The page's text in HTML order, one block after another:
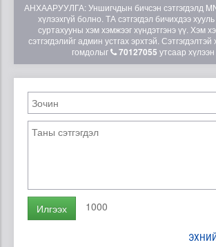
АНХААРУУЛГА: Уншигчдын бичсэн сэтгэгдэлд
хүлээхгүй болно. ТА сэтгэгдэл бичихдээ
суртахууны хэм хэмжээг хүндэтгэнэ үү. Хэм
сэтгэгдэлийг админ устгах эрхтэй.
гомдолыг
70127055 утсаар хүлээн
Илгээх 1000